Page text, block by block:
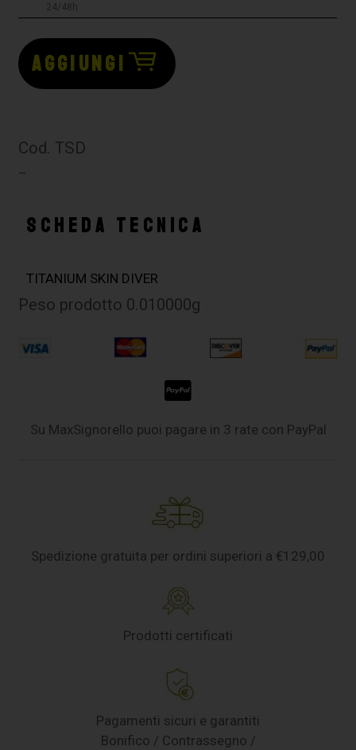
24/48h
AGGIUNGI
Cod. TSD
–
SCHEDA TECNICA
TITANIUM SKIN DIVER
Peso prodotto 0.010000g
Su MaxSignorello puoi pagare in 3 rate con PayPal
Spedizione gratuita per ordini superiori a €129,00
Prodotti certificati
Pagamenti sicuri e garantiti
Bonifico / Contrassegno /